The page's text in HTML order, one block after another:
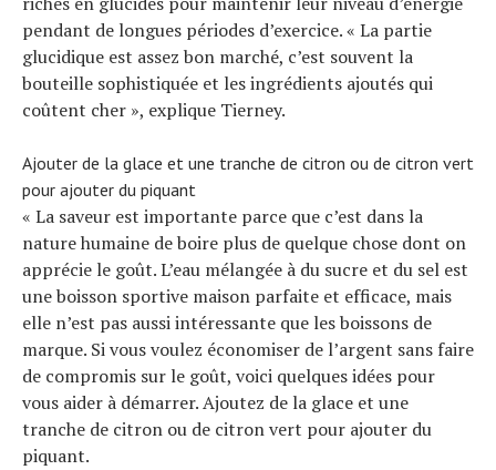
pendant de longues périodes d’exercice. « La partie
glucidique est assez bon marché, c’est souvent la
bouteille sophistiquée et les ingrédients ajoutés qui
coûtent cher », explique Tierney.
Ajouter de la glace et une tranche de citron ou de citron vert
pour ajouter du piquant
« La saveur est importante parce que c’est dans la
nature humaine de boire plus de quelque chose dont on
apprécie le goût. L’eau mélangée à du sucre et du sel est
une boisson sportive maison parfaite et efficace, mais
elle n’est pas aussi intéressante que les boissons de
marque. Si vous voulez économiser de l’argent sans faire
de compromis sur le goût, voici quelques idées pour
vous aider à démarrer. Ajoutez de la glace et une
tranche de citron ou de citron vert pour ajouter du
piquant.